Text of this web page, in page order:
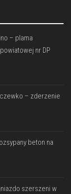
– plama
nr DP
– zderzenie
beton na
szerszeni w